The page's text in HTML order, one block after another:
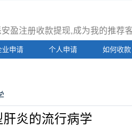
安盈注册收款提现,成为我的推荐
业申请 个人申请 如何收款
炎的流行病学